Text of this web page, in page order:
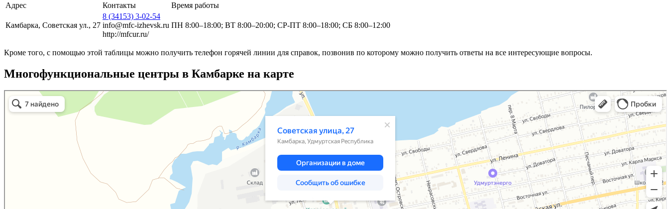
Адрес Контакты Время работы
Камбарка, Советская ул., 27
8 (34153) 3-02-54
info@mfc-izhevsk.ru
http://mfcur.ru/
ПН 8:00–18:00; ВТ 8:00–20:00; СР-ПТ 8:00–18:00; СБ 8:00–12:00
Кроме того, с помощью этой таблицы можно получить телефон горячей линии для справок, позвонив по которому можно получить ответы на все интересующие вопросы.
Многофункциональные центры в Камбарке на карте